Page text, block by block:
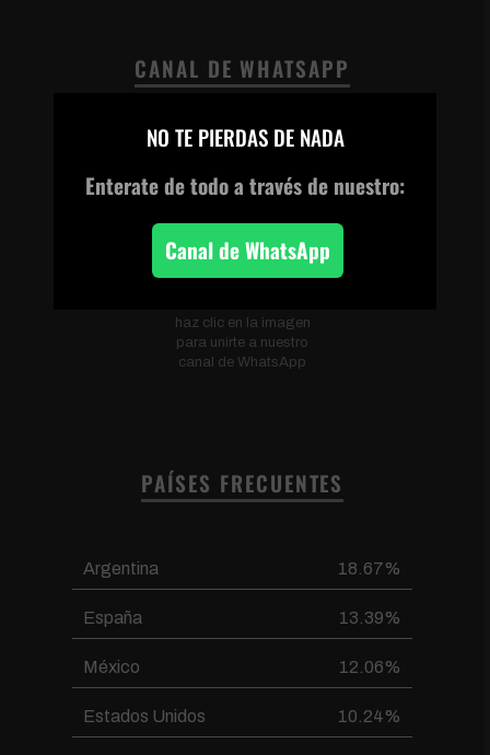
CANAL DE WHATSAPP
haz clic en la imagen
para unirte a nuestro
canal de WhatsApp
PAÍSES FRECUENTES
Argentina 18.67%
España 13.39%
México 12.06%
Estados Unidos 10.24%
NO TE PIERDAS DE NADA
Enterate de todoa través de nuestro:
Canal de WhatsApp